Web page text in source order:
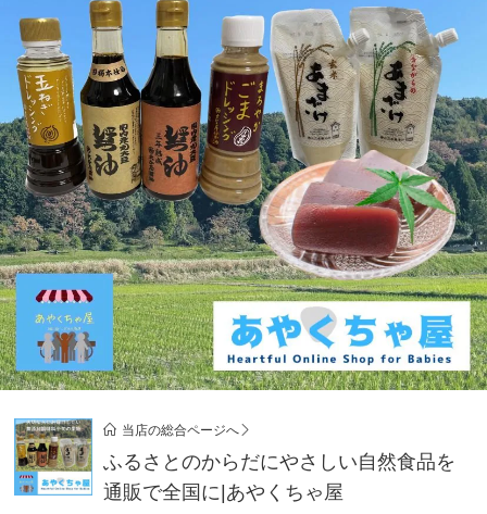
当店の総合ページへ
ふるさとのからだにやさしい自然食品を
通販で全国に|あやくちゃ屋